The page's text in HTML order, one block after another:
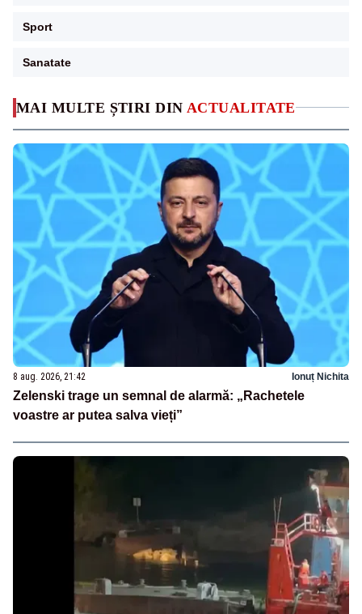
MAI MULTE ȘTIRI DIN ACTUALITATE
8 aug. 2026, 21:42 Ionuț Nichita
Zelenski trage un semnal de alarmă: „Rachetele
voastre ar putea salva vieți”
Sport
Sanatate